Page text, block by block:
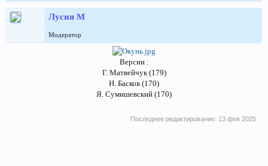
Лусия М
Модератор
Версии :
Г. Матвейчук (179)
Н. Басков (170)
Я. Сумишевский (170)
Последнее редактирование: 13 фев 2025